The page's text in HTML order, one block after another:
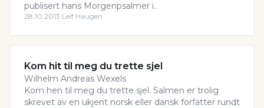
publisert hans Morgenpsalmer i..
28.10.2013·Leif Haugen
Kom hit til meg du trette sjel
Wilhelm Andreas Wexels
Kom hen til meg du trette sjel. Salmen er trolig
skrevet av en ukjent norsk eller dansk forfatter rundt